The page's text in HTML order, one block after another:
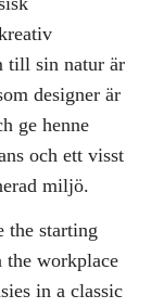
till sin natur är
designer är
ge henne
och ett visst
miljö.
the starting
the workplace
in a classic